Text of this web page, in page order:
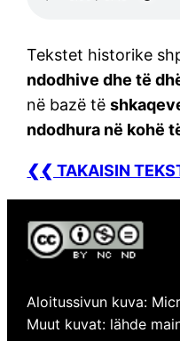
Tekstet historike
ndodhive dhe të
në bazë të
ndodhura në kohë
❮❮ TAKAISIN
Aloitussivun kuva:
Muut kuvat: lähde